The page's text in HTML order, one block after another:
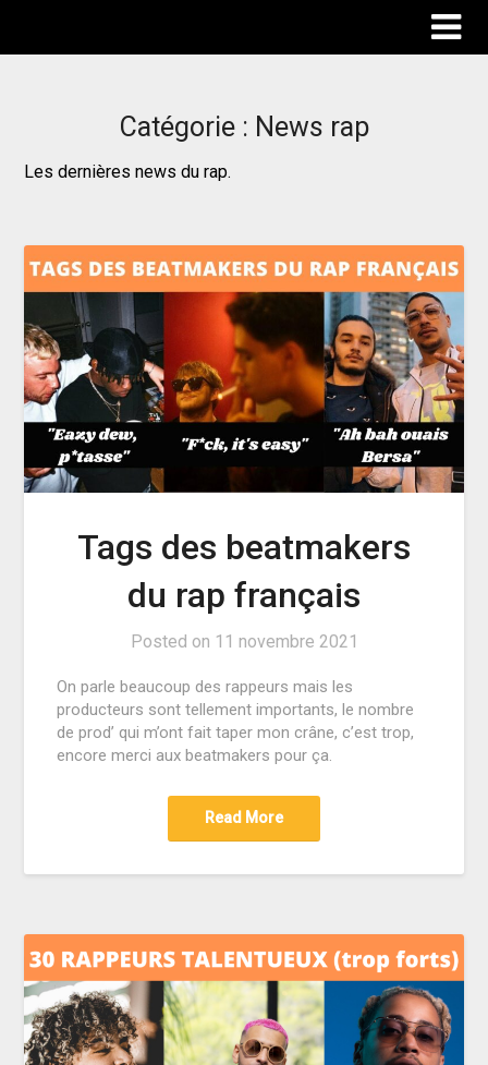
Catégorie : News rap
Les dernières news du rap.
Tags des beatmakers
du rap français
Posted on 11 novembre 2021
On parle beaucoup des rappeurs mais les
producteurs sont tellement importants, le nombre
de prod’ qui m’ont fait taper mon crâne, c’est trop,
encore merci aux beatmakers pour ça.
Read More